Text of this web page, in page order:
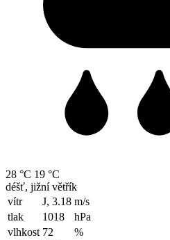
28 °C 19 °C
déšť, jižní větřík
vítr
J, 3.18 m/s
tlak
1018
hPa
vlhkost 72
%